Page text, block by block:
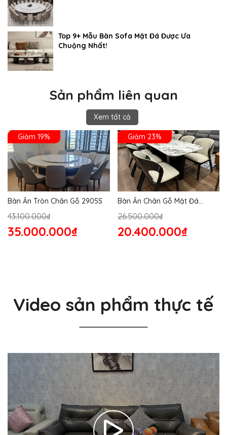
Top 9+ Mẫu Bàn Sofa Mặt Đá Được Ưa
Chuộng Nhất!
Sản phẩm liên quan
Xem tất cả
Giảm 19%
Bàn Ăn Tròn Chân Gỗ 2905S
43.100.000₫
35.000.000₫
Giảm 23%
Bàn Ăn Chân Gỗ Mặt Đá
26.500.000₫
20.400.000₫
Video sản phẩm thực tế